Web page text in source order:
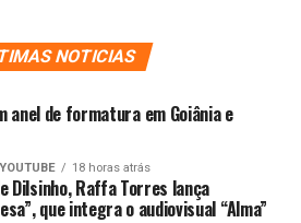
NOTICIAS
anel de formatura em Goiânia e
18 horas atrás
Dilsinho, Raffa Torres lança
que integra o audiovisual “Alma”